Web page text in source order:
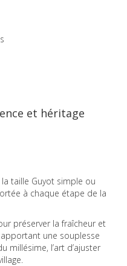
et héritage
taille Guyot simple ou
à chaque étape de la
préserver la fraîcheur et
apportant une souplesse
millésime, l’art d’ajuster